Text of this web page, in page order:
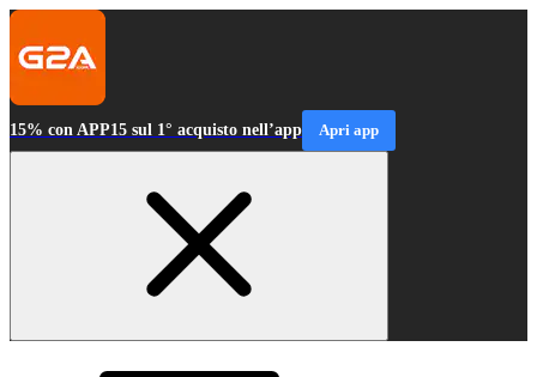
15% con APP15 sul 1° acquisto nell’app Apri app